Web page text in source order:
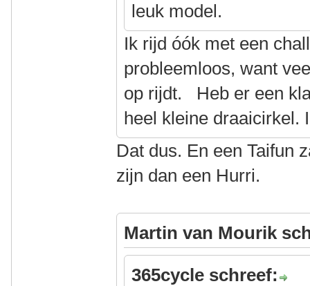
leuk model.
Ik rijd óók met een
probleemloos, want
op rijdt. Heb er een
heel kleine draaicirkel.
Dat dus. En een Taifun
zijn dan een Hurri.
Martin van Mourik
365cycle schreef: